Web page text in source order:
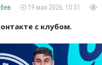
19 мая 2026, 10:51
с клубом.